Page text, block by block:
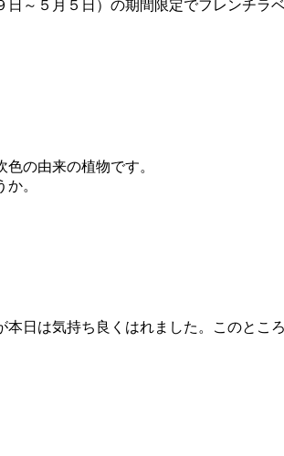
日～５月５日）の期間限定でフレンチ
の由来の植物です。
。
本日は気持ち良くはれました。このとこ